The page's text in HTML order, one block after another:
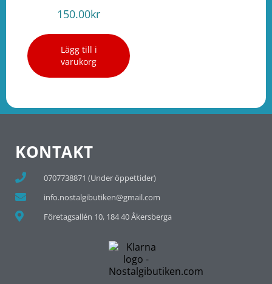
150.00kr
Lägg till i
varukorg
KONTAKT
0707738871 (Under öppettider)
info.nostalgibutiken@gmail.com
Företagsallén 10, 184 40 Åkersberga